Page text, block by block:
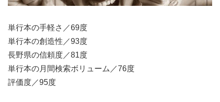
単行本の手軽さ／69度
単行本の創造性／93度
長野県の信頼度／81度
単行本の月間検索ボリューム／76度
評価度／95度